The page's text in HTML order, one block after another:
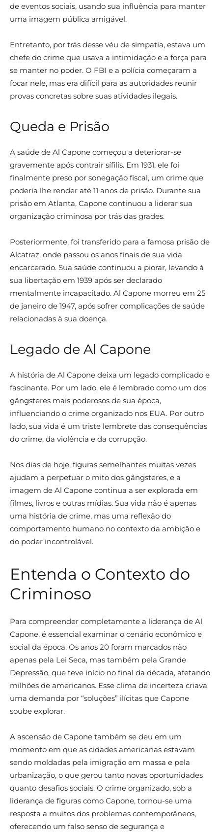
de eventos sociais, usando sua influência para manter
uma imagem pública amigável.
Entretanto, por trás desse véu de simpatia, estava um
chefe do crime que usava a intimidação e a força para
se manter no poder. O FBI e a polícia começaram a
focar nele, mas era difícil para as autoridades reunir
provas concretas sobre suas atividades ilegais.
Queda e Prisão
A saúde de Al Capone começou a deteriorar-se
gravemente após contrair sífilis. Em 1931, ele foi
finalmente preso por sonegação fiscal, um crime que
poderia lhe render até 11 anos de prisão. Durante sua
prisão em Atlanta, Capone continuou a liderar sua
organização criminosa por trás das grades.
Posteriormente, foi transferido para a famosa prisão de
Alcatraz, onde passou os anos finais de sua vida
encarcerado. Sua saúde continuou a piorar, levando à
sua libertação em 1939 após ser declarado
mentalmente incapacitado. Al Capone morreu em 25
de janeiro de 1947, após sofrer complicações de saúde
relacionadas à sua doença.
Legado de Al Capone
A história de Al Capone deixa um legado complicado e
fascinante. Por um lado, ele é lembrado como um dos
gângsteres mais poderosos de sua época,
influenciando o crime organizado nos EUA. Por outro
lado, sua vida é um triste lembrete das consequências
do crime, da violência e da corrupção.
Nos dias de hoje, figuras semelhantes muitas vezes
ajudam a perpetuar o mito dos gângsteres, e a
imagem de Al Capone continua a ser explorada em
filmes, livros e outras mídias. Sua vida não é apenas
uma história de crime, mas uma reflexão do
comportamento humano no contexto da ambição e
do poder incontrolável.
Entenda o Contexto do
Criminoso
Para compreender completamente a liderança de Al
Capone, é essencial examinar o cenário econômico e
social da época. Os anos 20 foram marcados não
apenas pela Lei Seca, mas também pela Grande
Depressão, que teve início no final da década, afetando
milhões de americanos. Esse clima de incerteza criava
uma demanda por “soluções” ilícitas que Capone
soube explorar.
A ascensão de Capone também se deu em um
momento em que as cidades americanas estavam
sendo moldadas pela imigração em massa e pela
urbanização, o que gerou tanto novas oportunidades
quanto desafios sociais. O crime organizado, sob a
liderança de figuras como Capone, tornou-se uma
resposta a muitos dos problemas contemporâneos,
oferecendo um falso senso de segurança e